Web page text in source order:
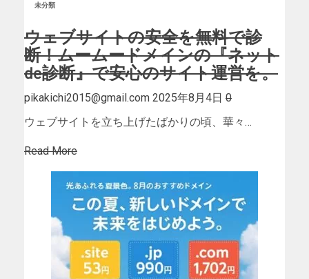
未分類
ウェブサイトの安全を無料で診
断！ムームードメインの『ネット
de診断』で安心のサイト運営を。
pikakichi2015@gmail.com 2025年8月4日 0
ウェブサイトを立ち上げたばかりの頃、華々…
Read More